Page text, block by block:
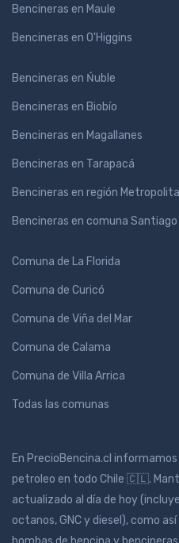
Bencineras en Maule
Bencineras en O'Higgins
Bencineras en Ńuble
Bencineras en Biobío
Bencineras en Magallanes
Bencineras en Tarapacá
Bencineras en región
Bencineras en comuna
Comuna de La Florida
Comuna de Curicó
Comuna de Viña del Mar
Comuna de Calama
Comuna de Villa Arrica
Todas las comunas
En PrecioBencina.cl
petroleo en todo Chile 🇨🇱.
actualizado al día de hoy
octanos, GNC y diesel), como